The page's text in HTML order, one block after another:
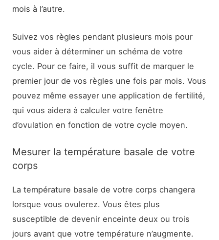
mois à l’autre.
Suivez vos règles pendant plusieurs mois pour
vous aider à déterminer un schéma de votre
cycle. Pour ce faire, il vous suffit de marquer le
premier jour de vos règles une fois par mois. Vous
pouvez même essayer une application de fertilité,
qui vous aidera à calculer votre fenêtre
d’ovulation en fonction de votre cycle moyen.
Mesurer la température basale de votre
corps
La température basale de votre corps changera
lorsque vous ovulerez. Vous êtes plus
susceptible de devenir enceinte deux ou trois
jours avant que votre température n’augmente.